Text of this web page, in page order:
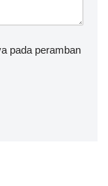
pada peramban